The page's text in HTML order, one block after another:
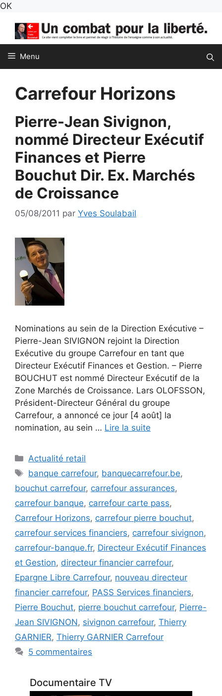
OKAller
contenu
Menu
Carrefour Horizons
Pierre-Jean Sivignon,
nommé Directeur Exécutif
Finances et Pierre
Bouchut Dir. Ex. Marchés
de Croissance
05/08/2011 par Yves Soulabail
Nominations au sein de la Direction Exécutive –
Pierre-Jean SIVIGNON rejoint la Direction
Exécutive du groupe Carrefour en tant que
Directeur Exécutif Finances et Gestion. – Pierre
BOUCHUT est nommé Directeur Exécutif de la
Zone Marchés de Croissance. Lars OLOFSSON,
Président-Directeur Général du groupe
Carrefour, a annoncé ce jour [4 août] la
nomination, au sein … Lire la suite
Catégories
Actualité retail
Étiquettes
banque carrefour, banquecarrefour.be,
bouchut carrefour, carrefour assurances,
carrefour banque, carrefour carte pass,
Carrefour Horizons, carrefour pierre bouchut,
carrefour services financiers, carrefour sivignon,
carrefour-banque.fr, Directeur Exécutif Finances
et Gestion, directeur financier carrefour,
Epargne Libre Carrefour, nouveau directeur
financier carrefour, PASS Services financiers,
Pierre Bouchut, pierre bouchut carrefour, Pierre-
Jean SIVIGNON, sivignon carrefour, Thierry
GARNIER, Thierry GARNIER Carrefour
5 commentaires
Documentaire TV